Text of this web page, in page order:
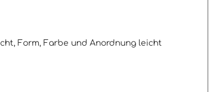
Form, Farbe und Anordnung leicht